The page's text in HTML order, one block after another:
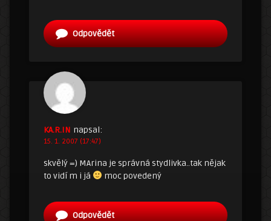
Odpovědět
KA.R.IN napsal:
15. 1. 2007 (17:47)
skvělý =) MArina je správná stydlivka..tak nějak
to vidí m i já
moc povedený
Odpovědět